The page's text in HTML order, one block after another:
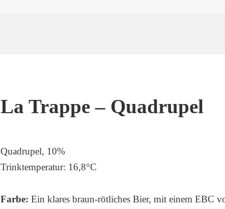
La Trappe – Quadrupel
Quadrupel, 10%
Trinktemperatur: 16,8°C
Farbe: Ein klares braun-rötliches Bier, mit einem EBC